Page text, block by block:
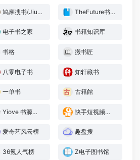
鸠摩搜书(Jiumo Search) TheFuture书籍搜索
电子书之家 书籍知识库
书格 搬书匠
八零电子书 知轩藏书
一单书 古籍館
Yiove 书源仓库 快手短视频热榜
爱奇艺风云榜 趣盘搜
36氪人气榜 Z电子图书馆